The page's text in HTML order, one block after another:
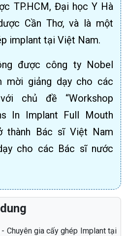
TP.HCM, Đại học Y Hà
Cần Thơ, và là một
implant tại Việt Nam.
được công ty Nobel
mời giảng dạy cho các
chủ đề “Workshop
In Implant Full Mouth
thành Bác sĩ Việt Nam
cho các Bác sĩ nước
- Chuyên gia cấy ghép Implant tại